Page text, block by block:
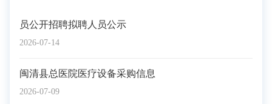
2026-07-14
员公开招聘拟聘人员公示
2026-07-09
闽清县总医院医疗设备采购信息